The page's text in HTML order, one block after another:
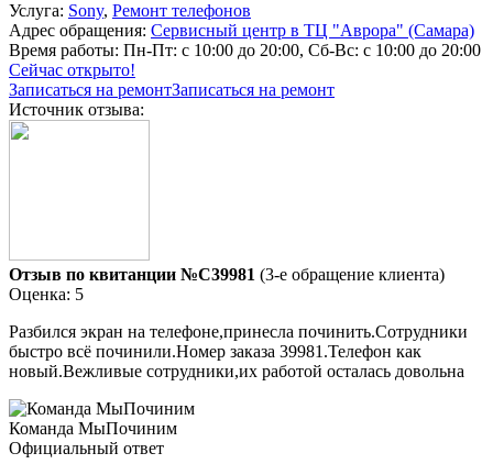
Услуга: Sony, Ремонт телефонов
Адрес обращения: Сервисный центр в ТЦ "Аврора" (Самара)
Время работы: Пн-Пт: с 10:00 до 20:00, Сб-Вс: с 10:00 до 20:00
Сейчас открыто!
Записаться на ремонтЗаписаться на ремонт
Источник отзыва:
Отзыв по квитанции №C39981 (3-е обращение клиента)
Оценка: 5
Разбился экран на телефоне,принесла починить.Сотрудники
быстро всё починили.Номер заказа 39981.Телефон как
новый.Вежливые сотрудники,их работой осталась довольна
Команда МыПочиним
Официальный ответ